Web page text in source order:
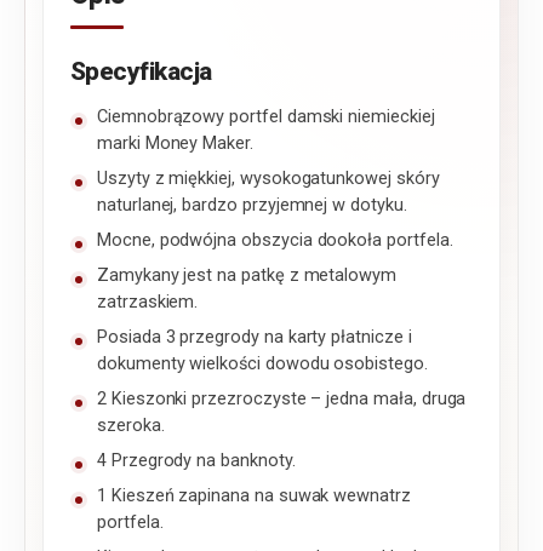
Specyfikacja
Ciemnobrązowy portfel damski niemieckiej
marki Money Maker.
Uszyty z miękkiej, wysokogatunkowej skóry
naturlanej, bardzo przyjemnej w dotyku.
Mocne, podwójna obszycia dookoła portfela.
Zamykany jest na patkę z metalowym
zatrzaskiem.
Posiada 3 przegrody na karty płatnicze i
dokumenty wielkości dowodu osobistego.
2 Kieszonki przezroczyste – jedna mała, druga
szeroka.
4 Przegrody na banknoty.
1 Kieszeń zapinana na suwak wewnatrz
portfela.